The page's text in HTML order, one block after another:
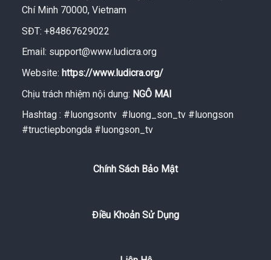
Chí Minh 70000, Vietnam
SĐT: +84867629022
Email: support@www.ludicra.org
Website: https://www.ludicra.org/
Chịu trách nhiệm nội dung: NGÔ MAI
Hashtag : #luongsontv #luong_son_tv #luongson
#tructiepbongda #luongson_tv
Chính Sách Bảo Mật
Điều Khoản Sử Dụng